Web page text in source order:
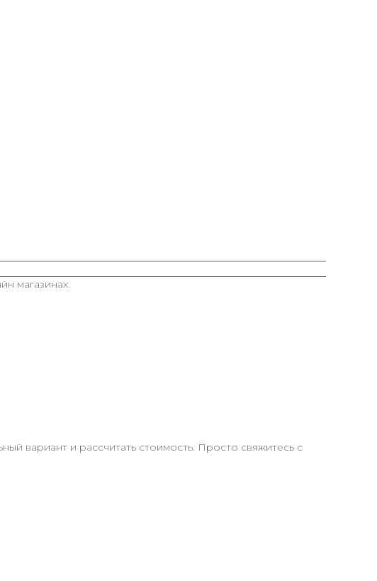
магазинах.
вариант и рассчитать стоимость. Просто свяжитесь с